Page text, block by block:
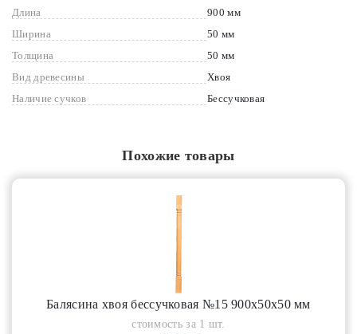
Длина
900 мм
Ширина
50 мм
Толщина
50 мм
Вид древесины
Хвоя
Наличие сучков
Бессучковая
Похожие товары
Балясина хвоя бессучковая №15 900х50х50 мм
стоимость за 1 шт.